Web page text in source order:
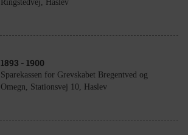
Ringstedvej, Haslev
1893 - 1900
Sparekassen for Grevskabet Bregentved og
Omegn, Stationsvej 10, Haslev